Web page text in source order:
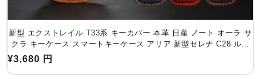
新型 エクストレイル T33系 キーカバー 本革 日産 ノート オーラ サ
クラ キーケース スマートキーケース アリア 新型セレナ C28 ルー
クス 40系後期 2022年 最新 キーケース アクセサリー カスタム パー
通
常
¥3,680 円